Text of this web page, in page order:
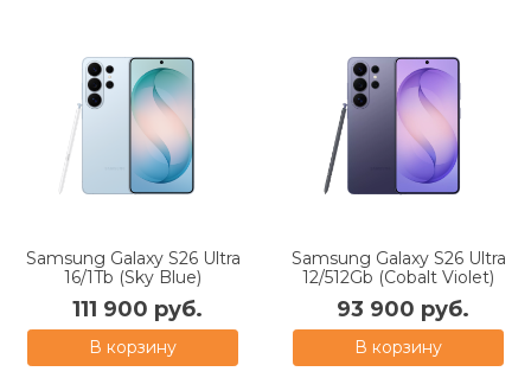
Samsung Galaxy S26 Ultra
16/1Tb (Sky Blue)
111 900 руб.
В корзину
Samsung Galaxy S26 Ultra
12/512Gb (Cobalt Violet)
93 900 руб.
В корзину